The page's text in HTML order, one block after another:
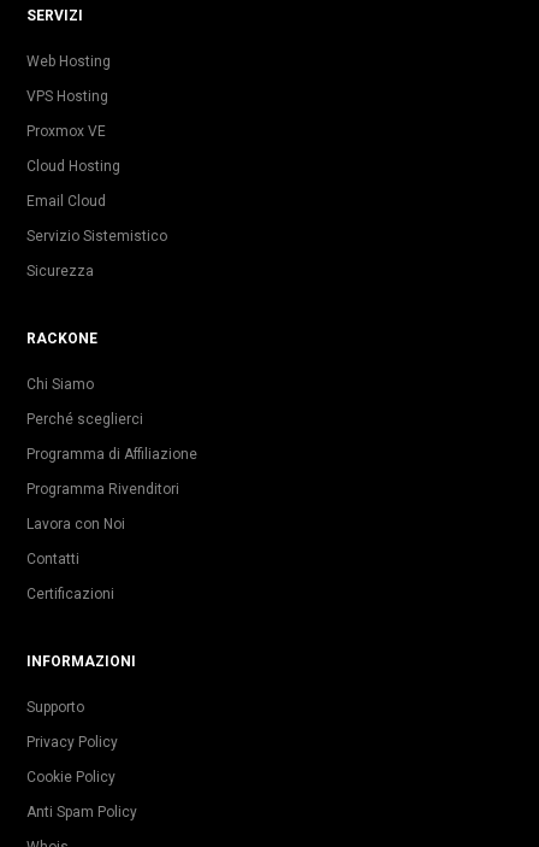
SERVIZI
Web Hosting
VPS Hosting
Proxmox VE
Cloud Hosting
Email Cloud
Servizio Sistemistico
Sicurezza
RACKONE
Chi Siamo
Perché sceglierci
Programma di Affiliazione
Programma Rivenditori
Lavora con Noi
Contatti
Certificazioni
INFORMAZIONI
Supporto
Privacy Policy
Cookie Policy
Anti Spam Policy